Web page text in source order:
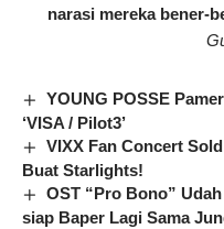
narasi mereka bener-
YOUNG POSSE
‘VISA / Pilot3’
VIXX Fan Concert
Buat Starlights!
OST “Pro Bono”
siap Baper Lagi Sama